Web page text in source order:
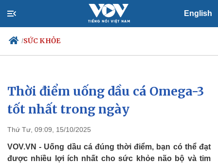
English
/SỨC KHỎE
Chính trị
Đảng
Tổ chức nhân sự
Nhận diện sự thật
Xã hội
Tin 24h
Dự báo thời tiết
Việc làm
Biển đảo
Thời điểm uống dầu cá Omega-3
tốt nhất trong ngày
Thứ Tư, 09:09, 15/10/2025
VOV.VN - Uống dầu cá đúng thời điểm, bạn có thể đạt
được nhiều lợi ích nhất cho sức khỏe não bộ và tim